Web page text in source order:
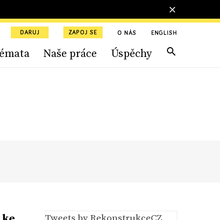
DARUJ ZAPOJ SE O NÁS ENGLISH
Naše práce Úspěchy